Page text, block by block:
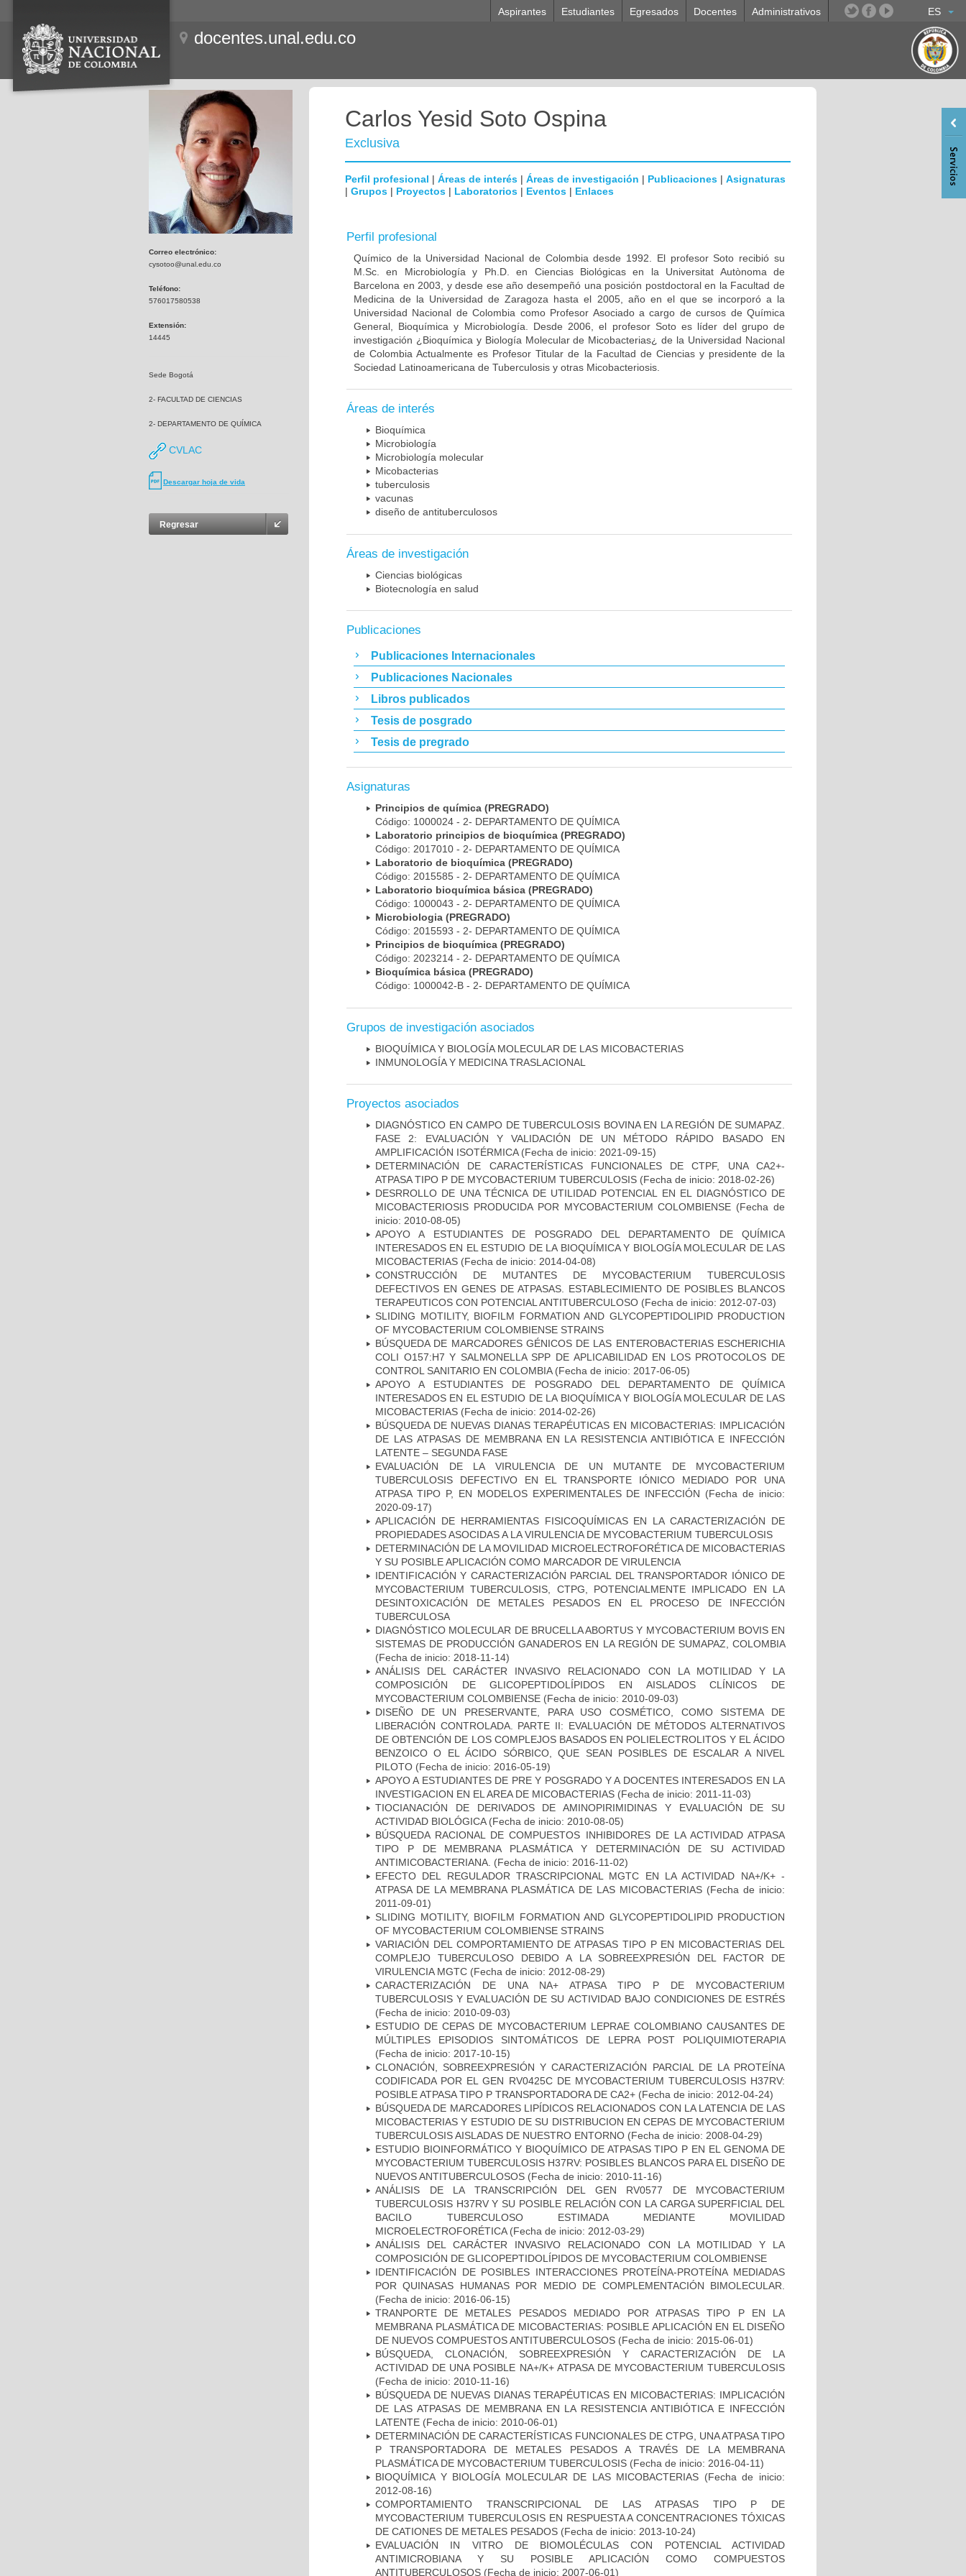
ES
Aspirantes Estudiantes Egresados Docentes Administrativos
docentes.unal.edu.co
Correo electrónico:
cysotoo@unal.edu.co
Teléfono:
576017580538
Extensión:
14445
Sede Bogotá
2- FACULTAD DE CIENCIAS
2- DEPARTAMENTO DE QUÍMICA
CVLAC
Descargar hoja de vida
Regresar
Carlos Yesid Soto Ospina
Exclusiva
Perfil profesional | Áreas de interés | Áreas de investigación | Publicaciones | Asignaturas
| Grupos | Proyectos | Laboratorios | Eventos | Enlaces
Perfil profesional
Químico de la Universidad Nacional de Colombia desde 1992. El profesor Soto recibió su
M.Sc. en Microbiología y Ph.D. en Ciencias Biológicas en la Universitat Autònoma de
Barcelona en 2003, y desde ese año desempeñó una posición postdoctoral en la Facultad de
Medicina de la Universidad de Zaragoza hasta el 2005, año en el que se incorporó a la
Universidad Nacional de Colombia como Profesor Asociado a cargo de cursos de Química
General, Bioquímica y Microbiología. Desde 2006, el profesor Soto es líder del grupo de
investigación ¿Bioquímica y Biología Molecular de Micobacterias¿ de la Universidad Nacional
de Colombia Actualmente es Profesor Titular de la Facultad de Ciencias y presidente de la
Sociedad Latinoamericana de Tuberculosis y otras Micobacteriosis.
Áreas de interés
Bioquímica
Microbiología
Microbiología molecular
Micobacterias
tuberculosis
vacunas
diseño de antituberculosos
Áreas de investigación
Ciencias biológicas
Biotecnología en salud
Publicaciones
Publicaciones Internacionales
Publicaciones Nacionales
Libros publicados
Tesis de posgrado
Tesis de pregrado
Asignaturas
Principios de química (PREGRADO)
Código: 1000024 - 2- DEPARTAMENTO DE QUÍMICA
Laboratorio principios de bioquímica (PREGRADO)
Código: 2017010 - 2- DEPARTAMENTO DE QUÍMICA
Laboratorio de bioquímica (PREGRADO)
Código: 2015585 - 2- DEPARTAMENTO DE QUÍMICA
Laboratorio bioquímica básica (PREGRADO)
Código: 1000043 - 2- DEPARTAMENTO DE QUÍMICA
Microbiologia (PREGRADO)
Código: 2015593 - 2- DEPARTAMENTO DE QUÍMICA
Principios de bioquímica (PREGRADO)
Código: 2023214 - 2- DEPARTAMENTO DE QUÍMICA
Bioquímica básica (PREGRADO)
Código: 1000042-B - 2- DEPARTAMENTO DE QUÍMICA
Grupos de investigación asociados
BIOQUÍMICA Y BIOLOGÍA MOLECULAR DE LAS MICOBACTERIAS
INMUNOLOGÍA Y MEDICINA TRASLACIONAL
Proyectos asociados
DIAGNÓSTICO EN CAMPO DE TUBERCULOSIS BOVINA EN LA REGIÓN DE SUMAPAZ.
FASE 2: EVALUACIÓN Y VALIDACIÓN DE UN MÉTODO RÁPIDO BASADO EN
AMPLIFICACIÓN ISOTÉRMICA(Fecha de inicio: 2021-09-15)
DETERMINACIÓN DE CARACTERÍSTICAS FUNCIONALES DE CTPF, UNA CA2+-
ATPASA TIPO P DE MYCOBACTERIUM TUBERCULOSIS (Fecha de inicio: 2018-02-26)
DESRROLLO DE UNA TÉCNICA DE UTILIDAD POTENCIAL EN EL DIAGNÓSTICO DE
MICOBACTERIOSIS PRODUCIDA POR MYCOBACTERIUM COLOMBIENSE (Fecha de
inicio: 2010-08-05)
APOYO A ESTUDIANTES DE POSGRADO DEL DEPARTAMENTO DE QUÍMICA
INTERESADOS EN EL ESTUDIO DE LA BIOQUÍMICA Y BIOLOGÍA MOLECULAR DE LAS
MICOBACTERIAS (Fecha de inicio: 2014-04-08)
CONSTRUCCIÓN DE MUTANTES DE MYCOBACTERIUM TUBERCULOSIS
DEFECTIVOS EN GENES DE ATPASAS. ESTABLECIMIENTO DE POSIBLES BLANCOS
TERAPEUTICOS CON POTENCIAL ANTITUBERCULOSO (Fecha de inicio: 2012-07-03)
SLIDING MOTILITY, BIOFILM FORMATION AND GLYCOPEPTIDOLIPID PRODUCTION
OF MYCOBACTERIUM COLOMBIENSE STRAINS
BÚSQUEDA DE MARCADORES GÉNICOS DE LAS ENTEROBACTERIAS ESCHERICHIA
COLI O157:H7 Y SALMONELLA SPP DE APLICABILIDAD EN LOS PROTOCOLOS DE
CONTROL SANITARIO EN COLOMBIA(Fecha de inicio: 2017-06-05)
APOYO A ESTUDIANTES DE POSGRADO DEL DEPARTAMENTO DE QUÍMICA
INTERESADOS EN EL ESTUDIO DE LA BIOQUÍMICA Y BIOLOGÍA MOLECULAR DE LAS
MICOBACTERIAS (Fecha de inicio: 2014-02-26)
BÚSQUEDA DE NUEVAS DIANAS TERAPÉUTICAS EN MICOBACTERIAS: IMPLICACIÓN
DE LAS ATPASAS DE MEMBRANA EN LA RESISTENCIA ANTIBIÓTICA E INFECCIÓN
LATENTE – SEGUNDA FASE
EVALUACIÓN DE LA VIRULENCIA DE UN MUTANTE DE MYCOBACTERIUM
TUBERCULOSIS DEFECTIVO EN EL TRANSPORTE IÓNICO MEDIADO POR UNA
ATPASA TIPO P, EN MODELOS EXPERIMENTALES DE INFECCIÓN (Fecha de inicio:
2020-09-17)
APLICACIÓN DE HERRAMIENTAS FISICOQUÍMICAS EN LA CARACTERIZACIÓN DE
PROPIEDADES ASOCIDAS A LA VIRULENCIA DE MYCOBACTERIUM TUBERCULOSIS
DETERMINACIÓN DE LA MOVILIDAD MICROELECTROFORÉTICA DE MICOBACTERIAS
Y SU POSIBLE APLICACIÓN COMO MARCADOR DE VIRULENCIA
IDENTIFICACIÓN Y CARACTERIZACIÓN PARCIAL DEL TRANSPORTADOR IÓNICO DE
MYCOBACTERIUM TUBERCULOSIS, CTPG, POTENCIALMENTE IMPLICADO EN LA
DESINTOXICACIÓN DE METALES PESADOS EN EL PROCESO DE INFECCIÓN
TUBERCULOSA
DIAGNÓSTICO MOLECULAR DE BRUCELLA ABORTUS Y MYCOBACTERIUM BOVIS EN
SISTEMAS DE PRODUCCIÓN GANADEROS EN LA REGIÓN DE SUMAPAZ, COLOMBIA
(Fecha de inicio: 2018-11-14)
ANÁLISIS DEL CARÁCTER INVASIVO RELACIONADO CON LA MOTILIDAD Y LA
COMPOSICIÓN DE GLICOPEPTIDOLÍPIDOS EN AISLADOS CLÍNICOS DE
MYCOBACTERIUM COLOMBIENSE (Fecha de inicio: 2010-09-03)
DISEÑO DE UN PRESERVANTE, PARA USO COSMÉTICO, COMO SISTEMA DE
LIBERACIÓN CONTROLADA. PARTE II: EVALUACIÓN DE MÉTODOS ALTERNATIVOS
DE OBTENCIÓN DE LOS COMPLEJOS BASADOS EN POLIELECTROLITOS Y EL ÁCIDO
BENZOICO O EL ÁCIDO SÓRBICO, QUE SEAN POSIBLES DE ESCALAR A NIVEL
PILOTO (Fecha de inicio: 2016-05-19)
APOYO A ESTUDIANTES DE PRE Y POSGRADO Y A DOCENTES INTERESADOS EN LA
INVESTIGACION EN EL AREA DE MICOBACTERIAS (Fecha de inicio: 2011-11-03)
TIOCIANACIÓN DE DERIVADOS DE AMINOPIRIMIDINAS Y EVALUACIÓN DE SU
ACTIVIDAD BIOLÓGICA(Fecha de inicio: 2010-08-05)
BÚSQUEDA RACIONAL DE COMPUESTOS INHIBIDORES DE LA ACTIVIDAD ATPASA
TIPO P DE MEMBRANA PLASMÁTICA Y DETERMINACIÓN DE SU ACTIVIDAD
ANTIMICOBACTERIANA. (Fecha de inicio: 2016-11-02)
EFECTO DEL REGULADOR TRASCRIPCIONAL MGTC EN LA ACTIVIDAD NA+/K+ -
ATPASA DE LA MEMBRANA PLASMÁTICA DE LAS MICOBACTERIAS(Fecha de inicio:
2011-09-01)
SLIDING MOTILITY, BIOFILM FORMATION AND GLYCOPEPTIDOLIPID PRODUCTION
OF MYCOBACTERIUM COLOMBIENSE STRAINS
VARIACIÓN DEL COMPORTAMIENTO DE ATPASAS TIPO P EN MICOBACTERIAS DEL
COMPLEJO TUBERCULOSO DEBIDO A LA SOBREEXPRESIÓN DEL FACTOR DE
VIRULENCIA MGTC (Fecha de inicio: 2012-08-29)
CARACTERIZACIÓN DE UNA NA+ ATPASA TIPO P DE MYCOBACTERIUM
TUBERCULOSIS Y EVALUACIÓN DE SU ACTIVIDAD BAJO CONDICIONES DE ESTRÉS
(Fecha de inicio: 2010-09-03)
ESTUDIO DE CEPAS DE MYCOBACTERIUM LEPRAE COLOMBIANO CAUSANTES DE
MÚLTIPLES EPISODIOS SINTOMÁTICOS DE LEPRA POST POLIQUIMIOTERAPIA
(Fecha de inicio: 2017-10-15)
CLONACIÓN, SOBREEXPRESIÓN Y CARACTERIZACIÓN PARCIAL DE LA PROTEÍNA
CODIFICADA POR EL GEN RV0425C DE MYCOBACTERIUM TUBERCULOSIS H37RV:
POSIBLE ATPASA TIPO P TRANSPORTADORA DE CA2+ (Fecha de inicio: 2012-04-24)
BÚSQUEDA DE MARCADORES LIPÍDICOS RELACIONADOS CON LA LATENCIA DE LAS
MICOBACTERIAS Y ESTUDIO DE SU DISTRIBUCION EN CEPAS DE MYCOBACTERIUM
TUBERCULOSIS AISLADAS DE NUESTRO ENTORNO (Fecha de inicio: 2008-04-29)
ESTUDIO BIOINFORMÁTICO Y BIOQUÍMICO DE ATPASAS TIPO P EN EL GENOMA DE
MYCOBACTERIUM TUBERCULOSIS H37RV: POSIBLES BLANCOS PARA EL DISEÑO DE
NUEVOS ANTITUBERCULOSOS (Fecha de inicio: 2010-11-16)
ANÁLISIS DE LA TRANSCRIPCIÓN DEL GEN RV0577 DE MYCOBACTERIUM
TUBERCULOSIS H37RV Y SU POSIBLE RELACIÓN CON LA CARGA SUPERFICIAL DEL
BACILO TUBERCULOSO ESTIMADA MEDIANTE MOVILIDAD
MICROELECTROFORÉTICA (Fecha de inicio: 2012-03-29)
ANÁLISIS DEL CARÁCTER INVASIVO RELACIONADO CON LA MOTILIDAD Y LA
COMPOSICIÓN DE GLICOPEPTIDOLÍPIDOS DE MYCOBACTERIUM COLOMBIENSE
IDENTIFICACIÓN DE POSIBLES INTERACCIONES PROTEÍNA-PROTEÍNA MEDIADAS
POR QUINASAS HUMANAS POR MEDIO DE COMPLEMENTACIÓN BIMOLECULAR.
(Fecha de inicio: 2016-06-15)
TRANPORTE DE METALES PESADOS MEDIADO POR ATPASAS TIPO P EN LA
MEMBRANA PLASMÁTICA DE MICOBACTERIAS: POSIBLE APLICACIÓN EN EL DISEÑO
DE NUEVOS COMPUESTOS ANTITUBERCULOSOS (Fecha de inicio: 2015-06-01)
BÚSQUEDA, CLONACIÓN, SOBREEXPRESIÓN Y CARACTERIZACIÓN DE LA
ACTIVIDAD DE UNA POSIBLE NA+/K+ ATPASA DE MYCOBACTERIUM TUBERCULOSIS
(Fecha de inicio: 2010-11-16)
BÚSQUEDA DE NUEVAS DIANAS TERAPÉUTICAS EN MICOBACTERIAS: IMPLICACIÓN
DE LAS ATPASAS DE MEMBRANA EN LA RESISTENCIA ANTIBIÓTICA E INFECCIÓN
LATENTE (Fecha de inicio: 2010-06-01)
DETERMINACIÓN DE CARACTERÍSTICAS FUNCIONALES DE CTPG, UNA ATPASA TIPO
P TRANSPORTADORA DE METALES PESADOS A TRAVÉS DE LA MEMBRANA
PLASMÁTICA DE MYCOBACTERIUM TUBERCULOSIS (Fecha de inicio: 2016-04-11)
BIOQUÍMICA Y BIOLOGÍA MOLECULAR DE LAS MICOBACTERIAS (Fecha de inicio:
2012-08-16)
COMPORTAMIENTO TRANSCRIPCIONAL DE LAS ATPASAS TIPO P DE
MYCOBACTERIUM TUBERCULOSIS EN RESPUESTA A CONCENTRACIONES TÓXICAS
DE CATIONES DE METALES PESADOS (Fecha de inicio: 2013-10-24)
EVALUACIÓN IN VITRO DE BIOMOLÉCULAS CON POTENCIAL ACTIVIDAD
ANTIMICROBIANA Y SU POSIBLE APLICACIÓN COMO COMPUESTOS
ANTITUBERCULOSOS (Fecha de inicio: 2007-06-01)